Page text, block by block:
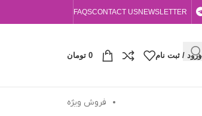
NEWSLETTER
CONTACT US
FAQS
ورود / ثبت نام 0 تومان
فروش ویژه